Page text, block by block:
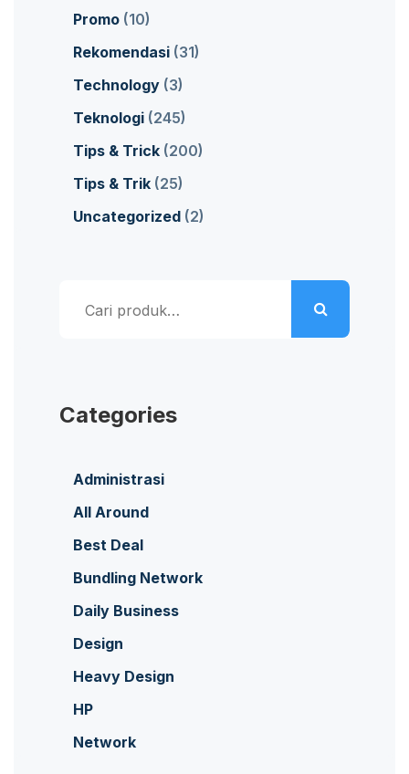
Promo (10)
Rekomendasi (31)
Technology (3)
Teknologi (245)
Tips & Trick (200)
Tips & Trik (25)
Uncategorized (2)
untuk:
Categories
Administrasi
All Around
Best Deal
Bundling Network
Daily Business
Design
Heavy Design
HP
Network